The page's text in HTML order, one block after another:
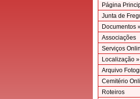
Página
Junta de
Documentos
Associações
Serviços
Localização »
Arquivo
Cemitério
Roteiros